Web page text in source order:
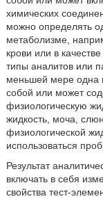
химических
можно определять
метаболизме,
крови или в
типы аналитов или
меньшей мере одна
собой или может
физиологическую
жидкость, моча,
физиологической
использоваться
Результат
включать в себя
свойства тест-